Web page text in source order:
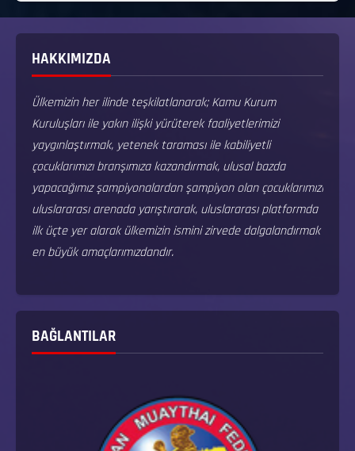
HAKKIMIZDA
Ülkemizin her ilinde teşkilatlanarak; Kamu Kurum
Kuruluşları ile yakın ilişki yürüterek faaliyetlerimizi
yaygınlaştırmak, yetenek taraması ile kabiliyetli
çocuklarımızı branşımıza kazandırmak, ulusal bazda
yapacağımız şampiyonalardan şampiyon olan çocuklarımızı
uluslararası arenada yarıştırarak, uluslararası platformda
ilk üçte yer alarak ülkemizin ismini zirvede dalgalandırmak
en büyük amaçlarımızdandır.
BAĞLANTILAR